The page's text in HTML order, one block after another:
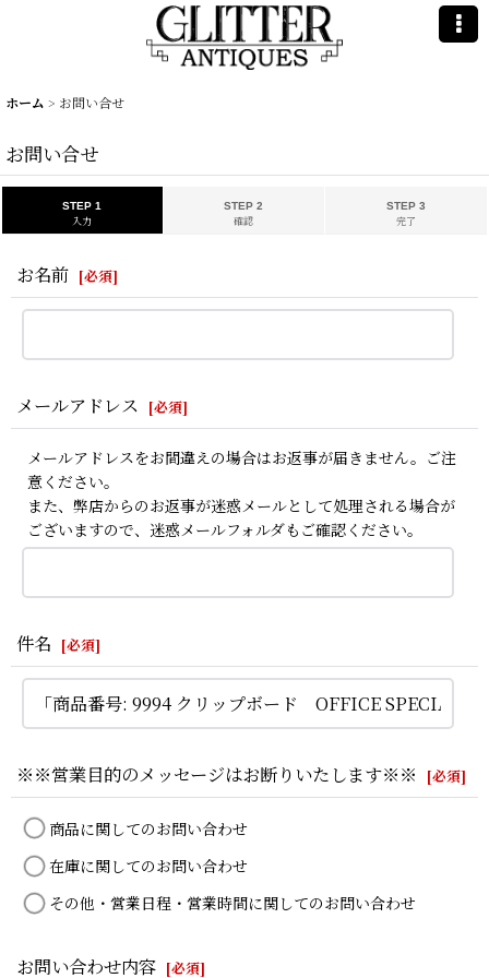
ホーム > お問い合せ
お問い合せ
STEP 1
入力
STEP 2
確認
STEP 3
完了
お名前 [必須]
メールアドレス [必須]
メールアドレスをお間違えの場合はお返事が届きません。ご注
意ください。
また、弊店からのお返事が迷惑メールとして処理される場合が
ございますので、迷惑メールフォルダもご確認ください。
件名 [必須]
※※営業目的のメッセージはお断りいたします※※ [必須]
商品に関してのお問い合わせ
在庫に関してのお問い合わせ
その他・営業日程・営業時間に関してのお問い合わせ
お問い合わせ内容 [必須]